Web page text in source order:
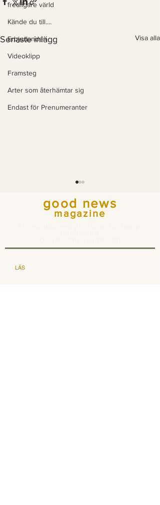
fredligare värld
Kände du till....
Erbjudanden
Videoklipp
Framsteg
Arter som återhämtar sig
Endast för Prenumeranter
Senaste inlägg Visa alla
good news
magazine
LÄS